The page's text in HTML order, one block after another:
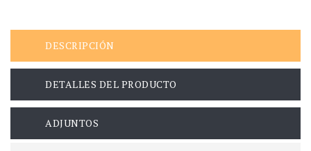
DESCRIPCIÓN
DETALLES DEL PRODUCTO
ADJUNTOS